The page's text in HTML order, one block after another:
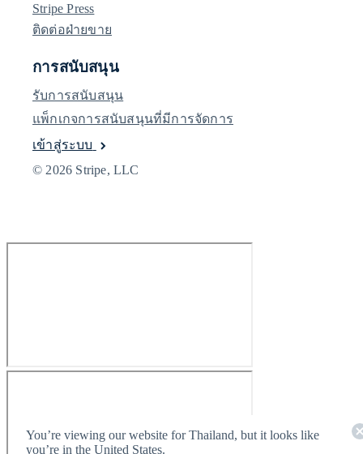
Stripe Press
ติดต่อฝ่ายขาย
การสนับสนุน
รับการสนับสนุน
แพ็กเกจการสนับสนุนที่มีการจัดการ
เข้าสู่ระบบ
© 2026 Stripe, LLC
You’re viewing our website for Thailand, but it looks like
you’re in the United States.